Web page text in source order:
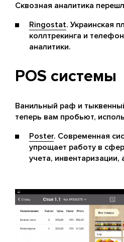
Сквозная аналитика
Ringostat. Украинская
коллтрекинга и
аналитики.
POS системы
Ванильный раф и
теперь вам пробьют,
Poster. Современная
упрощает работу в
учета, инвентаризации,